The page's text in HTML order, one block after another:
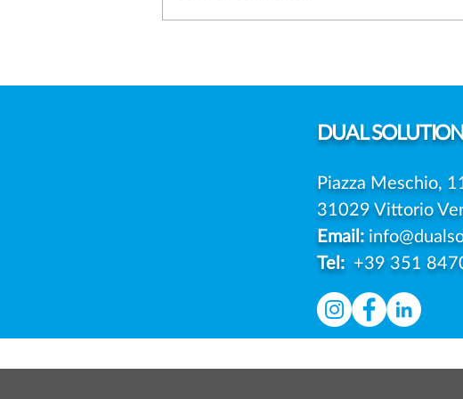
SCELGONO DI IMPUGNARE
DUAL
Piazza Meschio,
31029 Vittorio
Email:
Tel: +39 351